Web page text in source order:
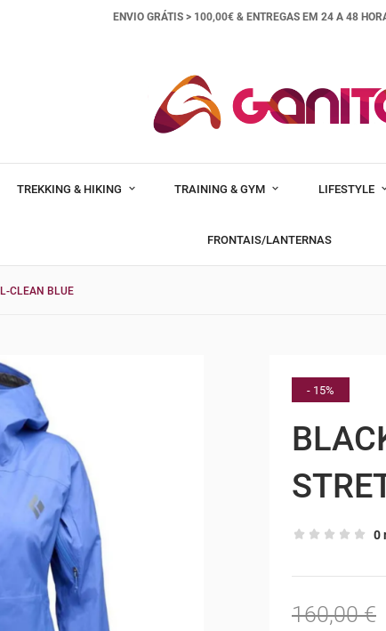
ENVIO GRÁTIS > 100,00€ & ENTREGAS EM 24 A 48
TREKKING & HIKING TRAINING & GYM LIFESTYLE
FRONTAIS/LANTERNAS
CLEAN BLUE
- 15%
0
160,00 €